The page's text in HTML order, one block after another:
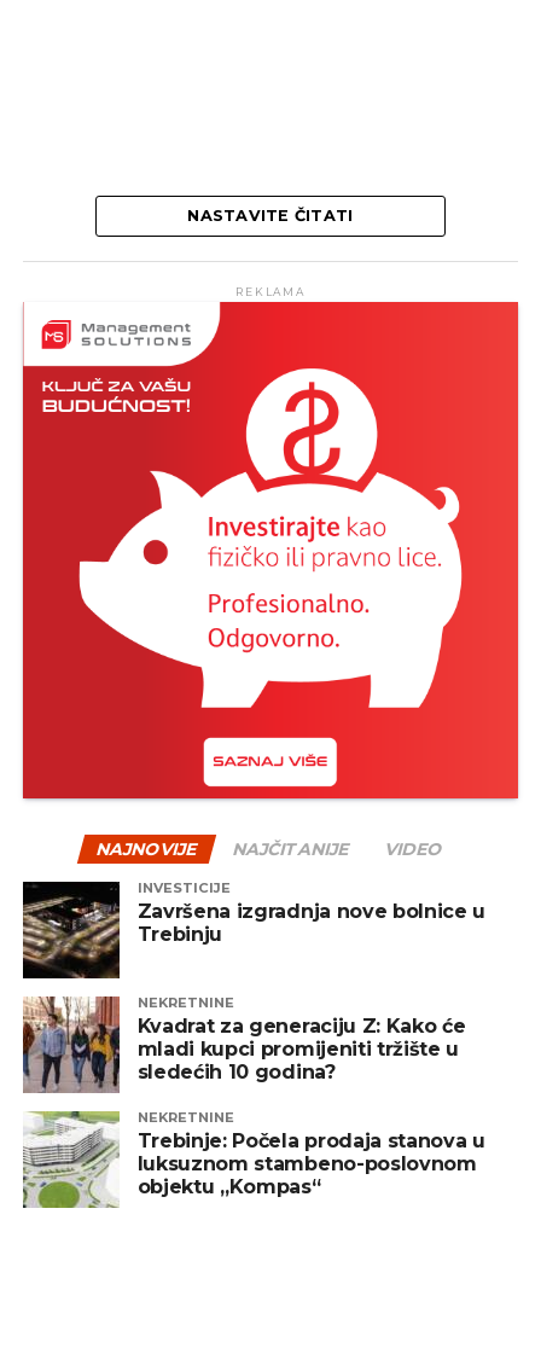
NASTAVITE ČITATI
REKLAMA
NAJNOVIJE NAJČITANIJE VIDEO
INVESTICIJE
Završena izgradnja nove bolnice u
Trebinju
NEKRETNINE
Kvadrat za generaciju Z: Kako će
mladi kupci promijeniti tržište u
sledećih 10 godina?
NEKRETNINE
Trebinje: Počela prodaja stanova u
luksuznom stambeno-poslovnom
objektu „Kompas“